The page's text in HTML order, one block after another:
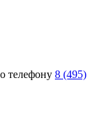
телефону 8 (495)